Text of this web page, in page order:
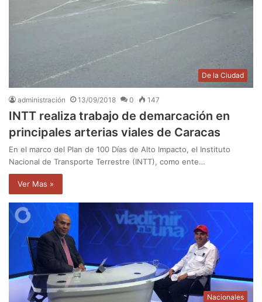
De la Ciudad
administración 13/09/2018 0 147
INTT realiza trabajo de demarcación en
principales arterias viales de Caracas
En el marco del Plan de 100 Días de Alto Impacto, el Instituto
Nacional de Transporte Terrestre (INTT), como ente…
Ver Mas »
Nacionales